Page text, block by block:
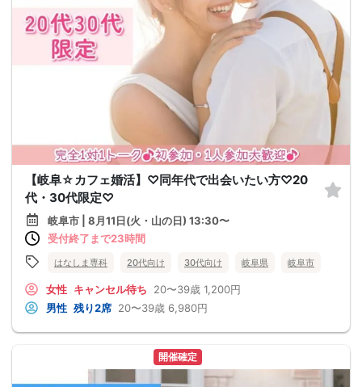
【岐阜☆カフェ婚活】♡同年代で出会いたい方♡20
代・30代限定♡
岐阜市 | 8月11日(火・山の日) 13:30〜
受付終了まで23時間
はなしま専科 20代向け 30代向け 岐阜県 岐阜市
女性 キャンセル待ち 20〜39歳 1,200円
男性 残り2席 20〜39歳 6,980円
開催確定